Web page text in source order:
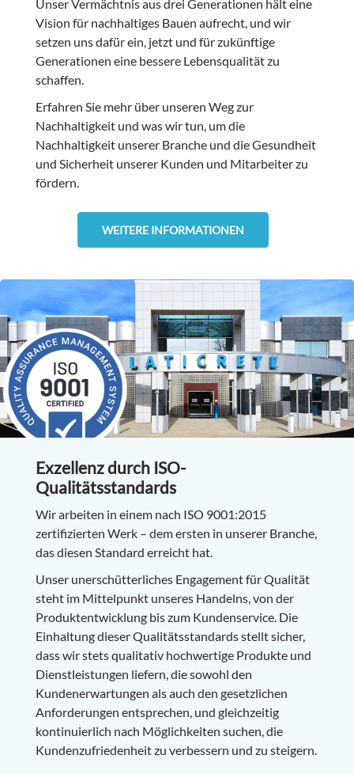
Unser Vermächtnis aus drei Generationen hält eine
Vision für nachhaltiges Bauen aufrecht, und wir
setzen uns dafür ein, jetzt und für zukünftige
Generationen eine bessere Lebensqualität zu
schaffen.
Erfahren Sie mehr über unseren Weg zur
Nachhaltigkeit und was wir tun, um die
Nachhaltigkeit unserer Branche und die Gesundheit
und Sicherheit unserer Kunden und Mitarbeiter zu
fördern.
WEITERE INFORMATIONEN
Exzellenz durch ISO-
Qualitätsstandards
Wir arbeiten in einem nach ISO 9001:2015
zertifizierten Werk – dem ersten in unserer Branche,
das diesen Standard erreicht hat.
Unser unerschütterliches Engagement für Qualität
steht im Mittelpunkt unseres Handelns, von der
Produktentwicklung bis zum Kundenservice. Die
Einhaltung dieser Qualitätsstandards stellt sicher,
dass wir stets qualitativ hochwertige Produkte und
Dienstleistungen liefern, die sowohl den
Kundenerwartungen als auch den gesetzlichen
Anforderungen entsprechen, und gleichzeitig
kontinuierlich nach Möglichkeiten suchen, die
Kundenzufriedenheit zu verbessern und zu steigern.